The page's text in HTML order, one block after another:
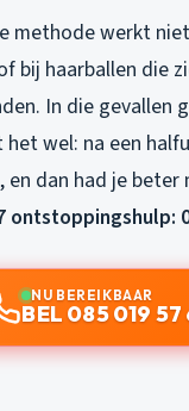
methode werkt
bij haarballen die
In die gevallen
wel: na een
en dan had je beter
NU BEREIKBAAR
BEL 085 019 57